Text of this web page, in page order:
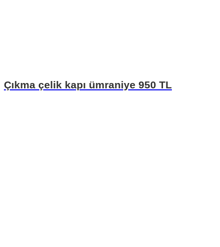
Çıkma çelik kapı ümraniye 950 TL